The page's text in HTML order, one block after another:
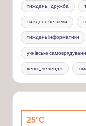
тиждень_дружба
тиждень безпеки
тиждень інформатики
учнівське
хеппі_челендж
25°C